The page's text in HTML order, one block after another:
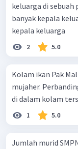
keluarga di sebuah perumahan.
banyak kepala keluarga: b. Pedagang
kepala keluarga
2 5.0
Kolam ikan Pak
mujaher.
di dalam kolam
1 5.0
Jumlah murid